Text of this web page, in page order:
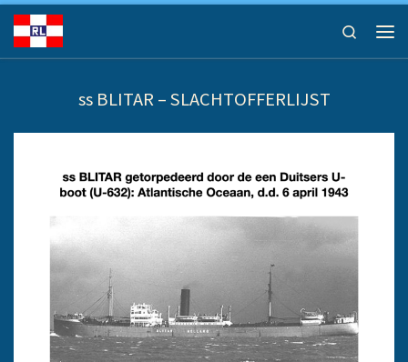
Ga naar inhoud
Search
ss BLITAR – SLACHTOFFERLIJST